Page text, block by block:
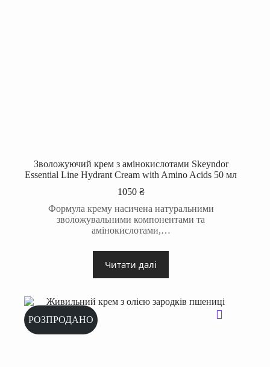
Зволожуючий крем з амінокислотами Skeyndor
Essential Line Hydrant Cream with Amino Acids 50 мл
1050 ₴
Формула крему насичена натуральними
зволожувальними компонентами та
амінокислотами,…
Читати далі
РОЗПРОДАНО